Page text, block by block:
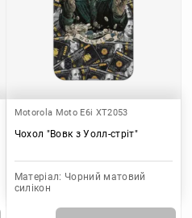
Motorola Moto E6i XT2053
Чохол "Вовк з Уолл-стріт"
Матеріал: Чорний матовий
силікон